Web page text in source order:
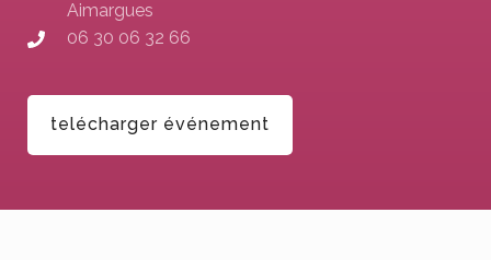
Aimargues
06 30 06 32 66